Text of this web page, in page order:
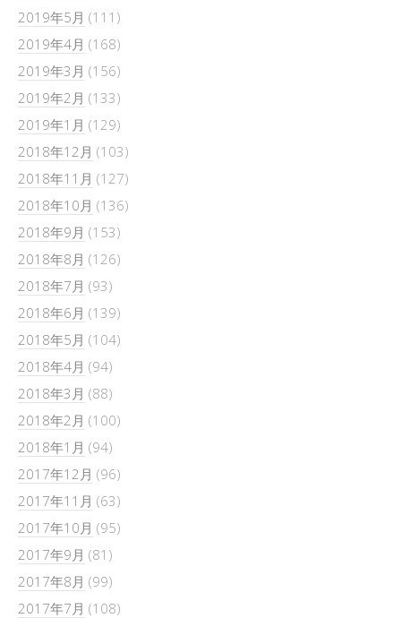
2019年5月 (111)
2019年4月 (168)
2019年3月 (156)
2019年2月 (133)
2019年1月 (129)
2018年12月 (103)
2018年11月 (127)
2018年10月 (136)
2018年9月 (153)
2018年8月 (126)
2018年7月 (93)
2018年6月 (139)
2018年5月 (104)
2018年4月 (94)
2018年3月 (88)
2018年2月 (100)
2018年1月 (94)
2017年12月 (96)
2017年11月 (63)
2017年10月 (95)
2017年9月 (81)
2017年8月 (99)
2017年7月 (108)